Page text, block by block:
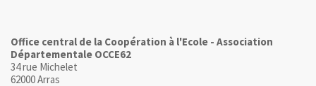
Office central de la Coopération à l'Ecole - Association
Départementale OCCE62
34 rue Michelet
62000 Arras